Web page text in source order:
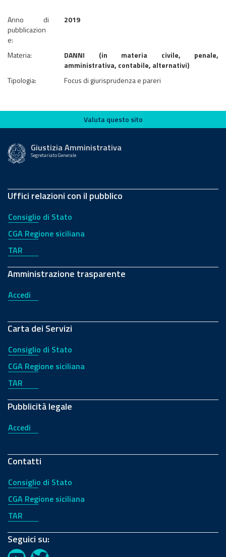
Anno di
pubblicazion
e:
2019
Materia:
DANNI (in materia civile, penale,
amministrativa, contabile, alternativi)
Tipologia:
Focus di giurisprudenza e pareri
Valuta questo sito
Valuta questo sito
Giustizia Amministrativa
Segretariato Generale
Uffici relazioni con il pubblico
Consiglio di Stato
CGA Regione siciliana
TAR
Amministrazione trasparente
Accedi
Carta dei Servizi
Consiglio di Stato
CGA Regione siciliana
TAR
Pubblicità legale
Accedi
Contatti
Consiglio di Stato
CGA Regione siciliana
TAR
Seguici su: